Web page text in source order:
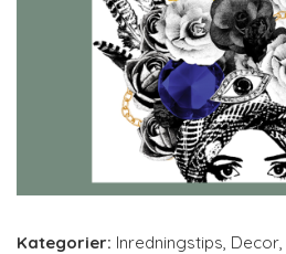
Kategorier: Inredningstips, Decor,